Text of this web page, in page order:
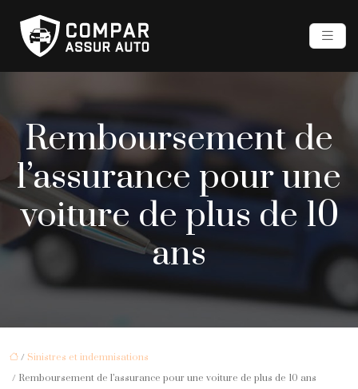
Remboursement de
l’assurance pour une
voiture de plus de 10
ans
/ Sinistres et indemnisations
/ Remboursement de l’assurance pour une voiture de plus de 10 ans